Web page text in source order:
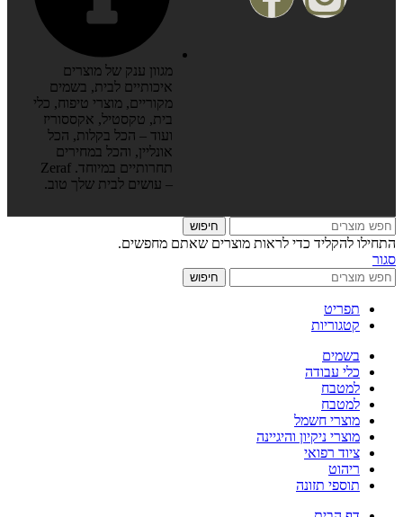
מגוון ענק של מוצרים
איכותיים לבית, בשמים
מקוריים, מוצרי טיפוח, כלי
בית, טקסטיל, אקססוריז
ועוד – הכל בקלות, הכל
אונליין, והכל במחירים
תחרותיים במיוחד. Zeraf
– עושים לבית שלך טוב.
חיפוש
התחילו להקליד כדי לראות מוצרים שאתם מחפשים.
סגור
חיפוש
תפריט
קטגוריות
בשמים
כלי עבודה
למטבח
למטבח
מוצרי חשמל
מוצרי ניקיון והיגיינה
ציוד רפואי
ריהוט
תוספי תזונה